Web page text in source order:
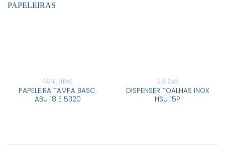
PAPELEIRAS
PAPELEIRA TAMPA BASC.
ABU 18 E 5320
ZIG ZAG
DISPENSER TOALHAS INOX
HSU 15P